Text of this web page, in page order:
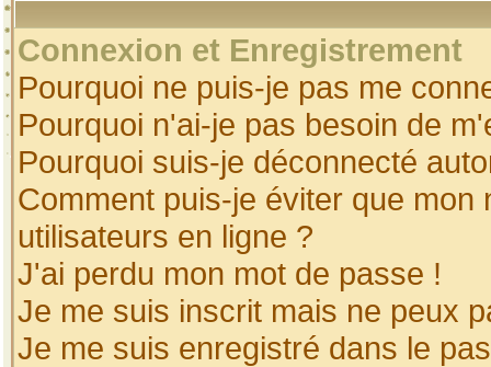
Connexion et Enregistrement
Pourquoi ne puis-je pas me
Pourquoi n'ai-je pas besoin de
Pourquoi suis-je déconnecté
Comment puis-je éviter que
utilisateurs en ligne ?
J'ai perdu mon mot de passe !
Je me suis inscrit mais ne peux
Je me suis enregistré dans le